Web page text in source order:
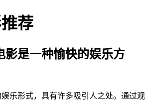
荐
影是一种愉快的娱乐方
乐形式，具有许多吸引人之处。通过观